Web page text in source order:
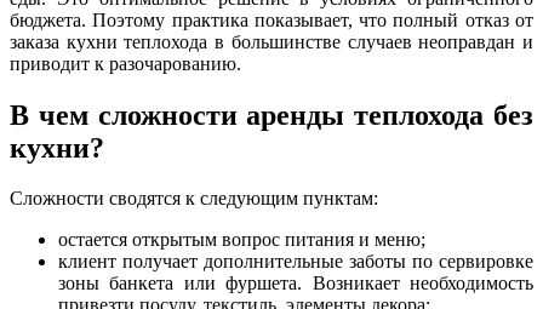
бюджета. Поэтому практика показывает, что полный отказ от
заказа кухни теплохода в большинстве случаев неоправдан и
приводит к разочарованию.
В чем сложности аренды теплохода без
кухни?
Сложности сводятся к следующим пунктам:
остается открытым вопрос питания и меню;
клиент получает дополнительные заботы по сервировке
зоны банкета или фуршета. Возникает необходимость